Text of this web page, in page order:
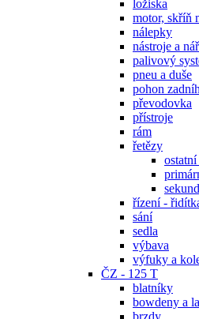
ložiska
motor, skříň
nálepky
nástroje a
palivový
pneu a duše
pohon
převodovka
přístroje
rám
řetězy
ostatní
řízení -
sání
sedla
výbava
výfuky a
ČZ - 125 T
blatníky
bowdeny a
brzdy